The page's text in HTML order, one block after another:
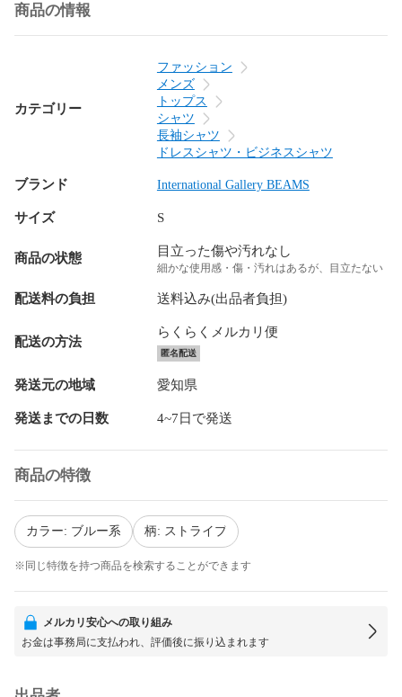
商品の情報
カテゴリー
ファッション
メンズ
トップス
シャツ
長袖シャツ
ドレスシャツ・ビジネスシャツ
ブランド International Gallery BEAMS
サイズ S
商品の状態 目立った傷や汚れなし
細かな使用感・傷・汚れはあるが、目立たない
配送料の負担 送料込み(出品者負担)
配送の方法
らくらくメルカリ便
匿名配送
発送元の地域 愛知県
発送までの日数 4~7日で発送
商品の特徴
カラー: ブルー系 柄: ストライプ
※同じ特徴を持つ商品を検索することができます
メルカリ安心への取り組み
お金は事務局に支払われ、評価後に振り込まれます